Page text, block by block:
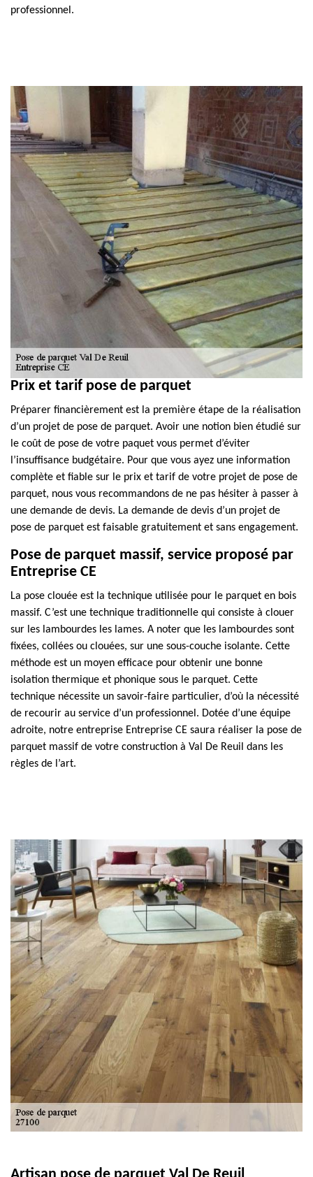
professionnel.
Prix et tarif pose de parquet
Préparer financièrement est la première étape de la réalisation
d’un projet de pose de parquet. Avoir une notion bien étudié sur
le coût de pose de votre paquet vous permet d’éviter
l’insuffisance budgétaire. Pour que vous ayez une information
complète et fiable sur le prix et tarif de votre projet de pose de
parquet, nous vous recommandons de ne pas hésiter à passer à
une demande de devis. La demande de devis d’un projet de
pose de parquet est faisable gratuitement et sans engagement.
Pose de parquet massif, service proposé par
Entreprise CE
La pose clouée est la technique utilisée pour le parquet en bois
massif. C’est une technique traditionnelle qui consiste à clouer
sur les lambourdes les lames. A noter que les lambourdes sont
fixées, collées ou clouées, sur une sous-couche isolante. Cette
méthode est un moyen efficace pour obtenir une bonne
isolation thermique et phonique sous le parquet. Cette
technique nécessite un savoir-faire particulier, d’où la nécessité
de recourir au service d’un professionnel. Dotée d’une équipe
adroite, notre entreprise Entreprise CE saura réaliser la pose de
parquet massif de votre construction à Val De Reuil dans les
règles de l’art.